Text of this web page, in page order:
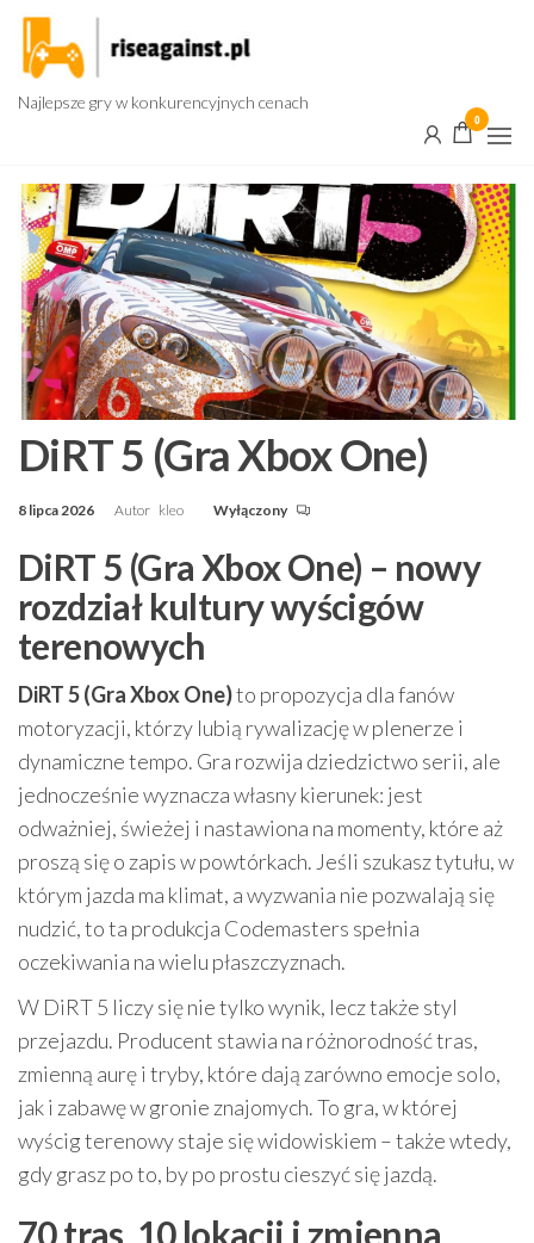
Przejdź
treści
Najlepsze gry w konkurencyjnych cenach
0
DiRT 5 (Gra Xbox One)
8 lipca 2026 Autor kleo Wyłączony
DiRT 5 (Gra Xbox One) – nowy
rozdział kultury wyścigów
terenowych
DiRT 5 (Gra Xbox One)to propozycja dla fanów
motoryzacji, którzy lubią rywalizację w plenerze i
dynamiczne tempo. Gra rozwija dziedzictwo serii, ale
jednocześnie wyznacza własny kierunek: jest
odważniej, świeżej i nastawiona na momenty, które aż
proszą się o zapis w powtórkach. Jeśli szukasz tytułu, w
którym jazda ma klimat, a wyzwania nie pozwalają się
nudzić, to ta produkcja Codemasters spełnia
oczekiwania na wielu płaszczyznach.
W DiRT 5 liczy się nie tylko wynik, lecz także styl
przejazdu. Producent stawia na różnorodność tras,
zmienną aurę i tryby, które dają zarówno emocje solo,
jak i zabawę w gronie znajomych. To gra, w której
wyścig terenowy staje się widowiskiem – także wtedy,
gdy grasz po to, by po prostu cieszyć się jazdą.
70 tras, 10 lokacji i zmienna